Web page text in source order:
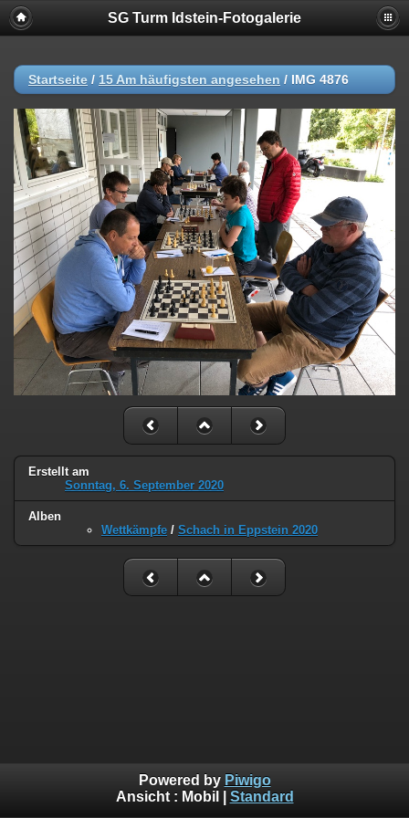
SG Turm Idstein-Fotogalerie
Startseite / 15 Am häufigsten angesehen / IMG 4876
Erstellt am
Sonntag, 6. September 2020
Alben
Wettkämpfe / Schach in Eppstein 2020
Powered by Piwigo
Ansicht : Mobil Standard